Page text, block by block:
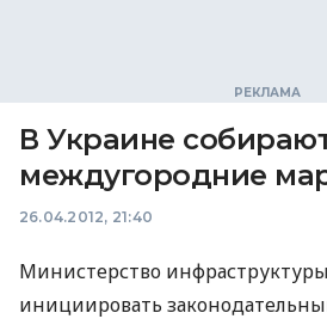
В Украине
междугородние
26.04.2012, 21:40
Министерство
инициировать